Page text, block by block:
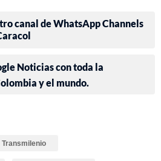
canal de WhatsApp Channels
Noticias con toda la
y el mundo.
Transmilenio